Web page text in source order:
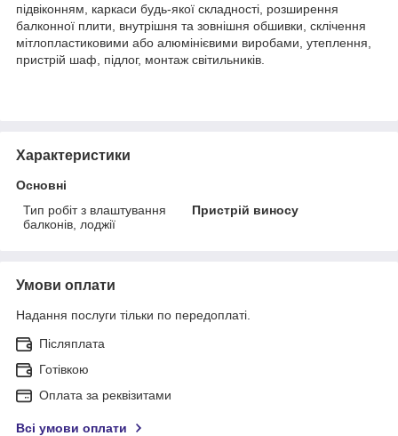
підвіконням, каркаси будь-якої складності, розширення
балконної плити, внутрішня та зовнішня обшивки, склічення
мітлопластиковими або алюмінієвими виробами, утеплення,
пристрій шаф, підлог, монтаж світильників.
Характеристики
Основні
Тип робіт з влаштування
балконів, лоджії
Пристрій виносу
Умови оплати
Надання послуги тільки по передоплаті.
Післяплата
Готівкою
Оплата за реквізитами
Всі умови оплати